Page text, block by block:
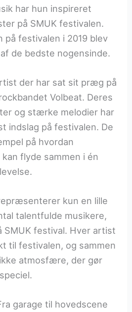
har hun inspireret
på SMUK festivalen.
festivalen i 2019 blev
de bedste nogensinde.
der har sat sit præg på
Volbeat. Deres
og stærke melodier har
indslag på festivalen. De
på hvordan
flyde sammen i én
kun en lille
talentfulde musikere,
SMUK festival. Hver artist
til festivalen, og sammen
atmosfære, der gør
garage til hovedscene